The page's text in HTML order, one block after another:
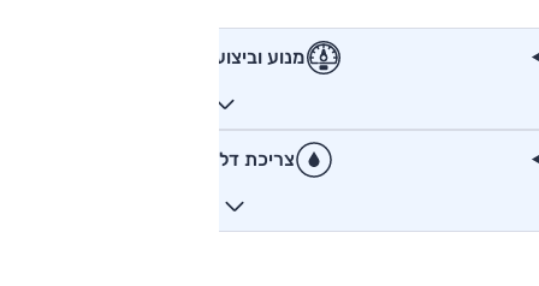
מנוע וביצועים
צריכת דלק